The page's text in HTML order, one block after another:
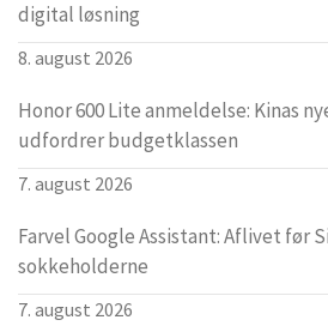
digital løsning
8. august 2026
Honor 600 Lite anmeldelse: Kinas
udfordrer budgetklassen
7. august 2026
Farvel Google Assistant: Aflivet før
sokkeholderne
7. august 2026